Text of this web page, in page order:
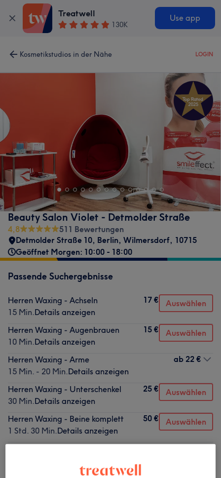
Treatwell
130K
Use app
Kosmetikstudios in der Nähe LOGIN
Beauty Salon Violet - Detmolder Straße
4,8
511 Bewertungen
Detmolder Straße 10, Berlin, Wilmersdorf, 10715
Geöffnet Morgen: 10:00 - 18:00
Passende Suchergebnisse
Herren Waxing - Achseln
15 Min.Details anzeigen
17 € Auswählen
Herren Waxing - Augenbrauen
10 Min.Details anzeigen
15 € Auswählen
Herren Waxing - Arme
15 Min. - 20 Min.Details anzeigen
ab 22 €
Herren Waxing - Unterschenkel
30 Min.Details anzeigen
25 € Auswählen
Herren Waxing - Beine komplett
1 Std. 30 Min.Details anzeigen
50 € Auswählen